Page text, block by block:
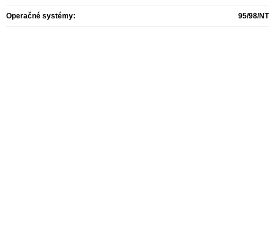
Operačné systémy: 95/98/NT